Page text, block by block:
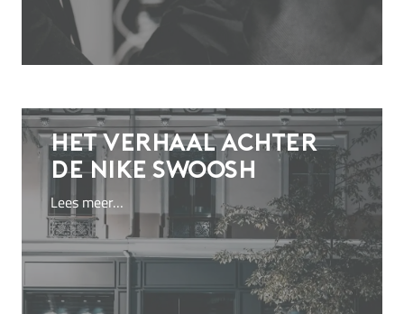
Het verhaal achter
deNike swoosh
Lees meer…